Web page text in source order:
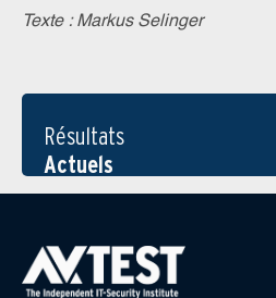
Texte : Markus Selinger
Résultats
Actuels